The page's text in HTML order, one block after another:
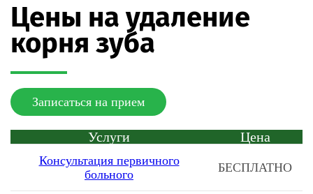
Цены на удаление
корня зуба
Записаться на прием
Услуги Цена
Консультация первичного
больного
БЕСПЛАТНО